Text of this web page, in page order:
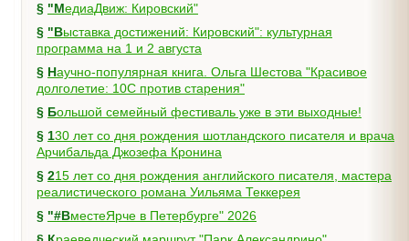
§
"МедиаДвиж: Кировский"
§ "Выставка достижений: Кировский": культурная
программа на 1 и 2 августа
§ Научно-популярная книга. Ольга Шестова "Красивое
долголетие: 10C против старения"
§
Большой семейный фестиваль уже в эти выходные!
§ 130 лет со дня рождения шотландского писателя и врача
Арчибальда Джозефа Кронина
§ 215 лет со дня рождения английского писателя, мастера
реалистического романа Уильяма Теккерея
§
"#ВместеЯрче в Петербурге" 2026